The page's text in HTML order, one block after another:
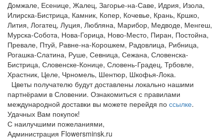
Домжале, Есенице, Жалец, Загорье-на-Саве, Идрия, Изола,
Илирска-Бистрица, Камник, Копер, Кочевье, Крань, Кршко,
Лития, Логатец, Луция, Любляна, Марибор, Медводе, Менгеш,
Мурска-Собота, Нова-Горица, Ново-Место, Пиран, Постойна,
Превале, Птуй, Равне-на-Корошкем, Радовлица, Рибница,
Рогашка-Слатина, Руше, Севница, Сежана, Словенска-
Бистрица, Словенске-Конице, Словень-Градец, Трбовле,
Храстник, Целе, Чрномель, Шентюр, Шкофья-Лока.
Цветы получателю будут доставлены локально нашими
партнёрами в Словении. Ознакомиться с правилами
международной доставки вы можете перейдя по ссылке.
Удачных Вам покупок!
С наилучшими пожеланиями,
Администрация Flowersminsk.ru